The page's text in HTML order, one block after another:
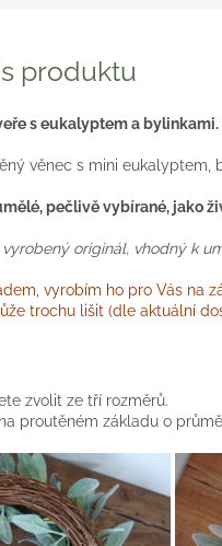
produktu
s eukalyptem a
věnec s mini eukalyptem,
pečlivě vybírané, jako
originál, vhodný k
vyrobím ho pro Vás na
trochu lišit (dle aktuální
zvolit ze tří rozměrů.
proutěném základu o